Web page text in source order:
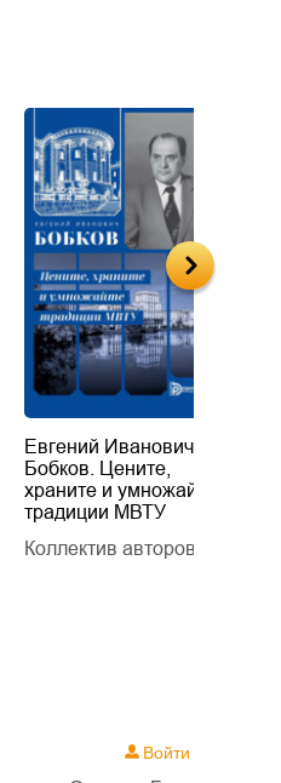
Евгений Иванович
Бобков. Цените,
храните и умножайте
традиции МВТУ
Коллектив авторов
Войти